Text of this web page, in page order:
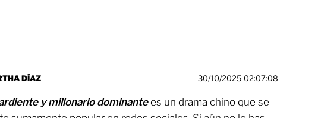
DÍAZ 30/10/2025 02:07:08
y millonario dominantees un drama chino que se